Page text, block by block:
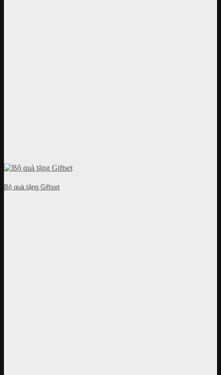
Bộ quà tặng Giftset